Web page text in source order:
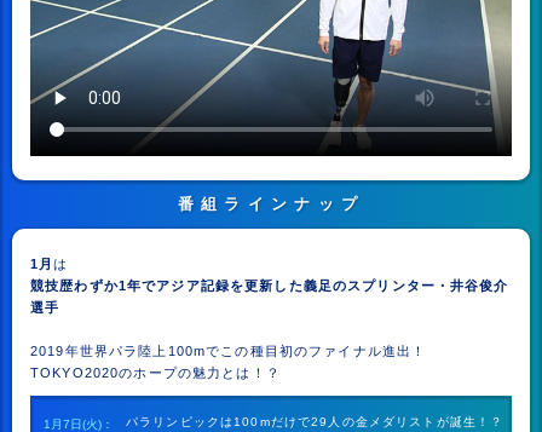
番組ラインナップ
1月は
競技歴わずか1年でアジア記録を更新した義足のスプリンター・井谷俊介
選手
2019年世界パラ陸上100mでこの種目初のファイナル進出！
TOKYO2020のホープの魅力とは！？
1月7日(火)： パラリンピックは100mだけで29人の金メダリストが誕生！？